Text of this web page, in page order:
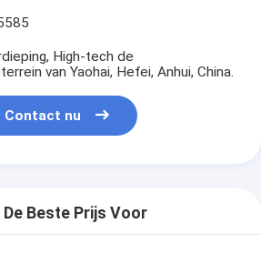
High-tech de
van Yaohai, Hefei, Anhui, China.
Contact nu
De Beste Prijs Voor